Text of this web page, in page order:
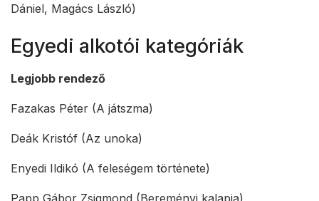
Dániel, Magács László)
Egyedi alkotói kategóriák
Legjobb rendező
Fazakas Péter (A játszma)
Deák Kristóf (Az unoka)
Enyedi Ildikó (A feleségem története)